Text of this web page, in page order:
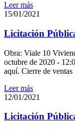
Leer más
15/01/2021
Licitación
Obra: Viale 10
octubre de 2020 -
aquí. Cierre de ventas
Leer más
12/01/2021
Licitación